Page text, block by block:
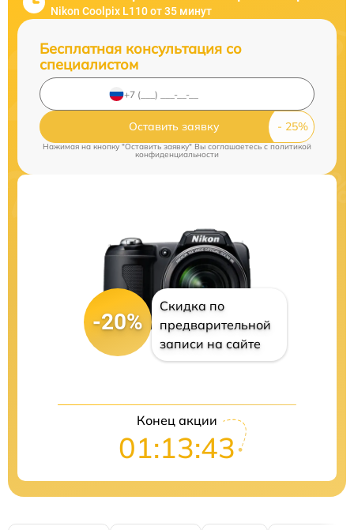
Nikon Coolpix L110 от 35 минут
Бесплатная консультация со
специалистом
Оставить заявку
Нажимая на кнопку "Оставить заявку" Вы соглашаетесь cполитикой
конфиденциальности
-20%
Скидка по
предварительной
записи на сайте
Конец акции
01:13:42